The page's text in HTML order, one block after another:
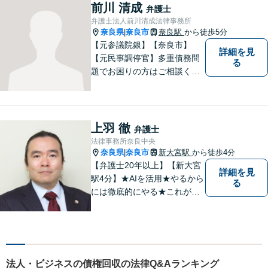
前川 清成 弁護士
弁護士法人前川清成法律事務所
奈良県|奈良市 奈良駅 から徒歩5分
【元参議院銀】【奈良市】
【元民事調停官】多重債務問
題でお困りの方はご相談くだ
たら、一度ご相談ください。
詳細を見
る
上羽 徹 弁護士
法律事務所奈良中央
奈良県|奈良市 新大宮駅 から徒歩4分
【弁護士20年以上】【新大宮
駅4分】★AIを活用★やるから
には徹底的にやる★これが私
も惜しみません！「不安を安
心に」丁寧にサポートしま
す。お気軽にご相談ください
詳細を見
る
法人・ビジネスの債権回収の法律Q&Aランキング